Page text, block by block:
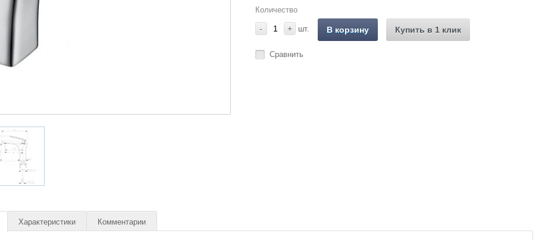
Количество
- + шт. В корзину Купить в 1 клик
Сравнить
Характеристики Комментарии